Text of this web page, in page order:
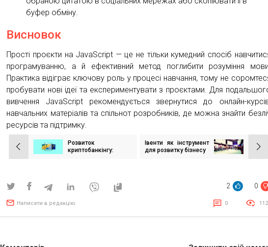
буфер обміну.
Висновок
Прості проєкти на JavaScript — це не тільки кумедний спосіб
програмуванню, а й ефективний метод поглибити розуміння мови.
Практика відіграє ключову роль у процесі навчання, тому не
пробувати нові ідеї та експериментувати з проєктами. Для
вивчення JavaScript рекомендується звернутися до онлайн-
навчальних матеріалів та спільнот розробників, де можна знайти
ресурсів та підтримку.
Навігація
записів
Розвиток
криптобанкінгу:
Івенти як інструмент
для розвитку бізнесу
2 0
Написати в редакцію 0